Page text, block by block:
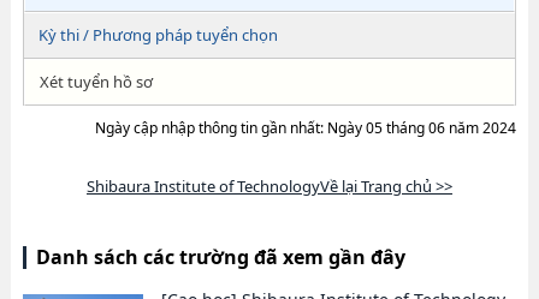
Kỳ thi / Phương pháp tuyển chọn
Xét tuyển hồ sơ
Ngày cập nhập thông tin gần nhất: Ngày 05 tháng 06 năm 2024
Shibaura Institute of TechnologyVề lại Trang chủ >>
Danh sách các trường đã xem gần đây